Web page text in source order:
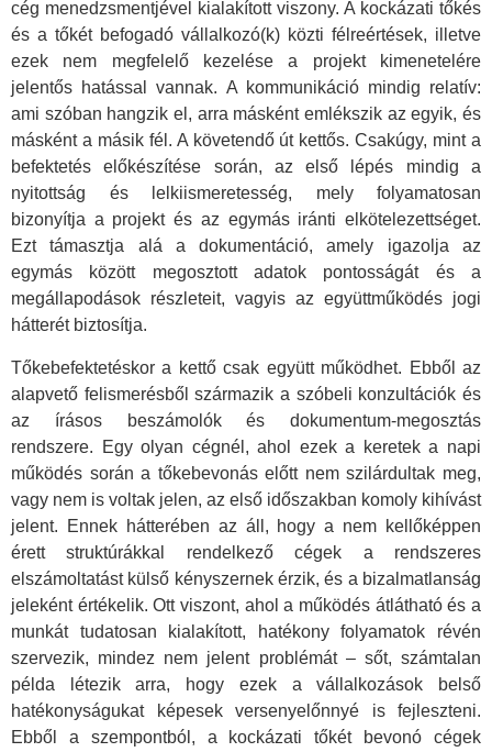
cég menedzsmentjével kialakított viszony. A kockázati tőkés
és a tőkét befogadó vállalkozó(k) közti félreértések, illetve
ezek nem megfelelő kezelése a projekt kimenetelére
jelentős hatással vannak. A kommunikáció mindig relatív:
ami szóban hangzik el, arra másként emlékszik az egyik, és
másként a másik fél. A követendő út kettős. Csakúgy, mint a
befektetés előkészítése során, az első lépés mindig a
nyitottság és lelkiismeretesség, mely folyamatosan
bizonyítja a projekt és az egymás iránti elkötelezettséget.
Ezt támasztja alá a dokumentáció, amely igazolja az
egymás között megosztott adatok pontosságát és a
megállapodások részleteit, vagyis az együttműködés jogi
hátterét biztosítja.
Tőkebefektetéskor a kettő csak együtt működhet. Ebből az
alapvető felismerésből származik a szóbeli konzultációk és
az írásos beszámolók és dokumentum-megosztás
rendszere. Egy olyan cégnél, ahol ezek a keretek a napi
működés során a tőkebevonás előtt nem szilárdultak meg,
vagy nem is voltak jelen, az első időszakban komoly kihívást
jelent. Ennek hátterében az áll, hogy a nem kellőképpen
érett struktúrákkal rendelkező cégek a rendszeres
elszámoltatást külső kényszernek érzik, és a bizalmatlanság
jeleként értékelik. Ott viszont, ahol a működés átlátható és a
munkát tudatosan kialakított, hatékony folyamatok révén
szervezik, mindez nem jelent problémát – sőt, számtalan
példa létezik arra, hogy ezek a vállalkozások belső
hatékonyságukat képesek versenyelőnnyé is fejleszteni.
Ebből a szempontból, a kockázati tőkét bevonó cégek